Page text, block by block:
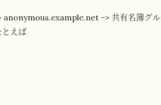
anonymous.example.net -> 共有名簿グル
とえば